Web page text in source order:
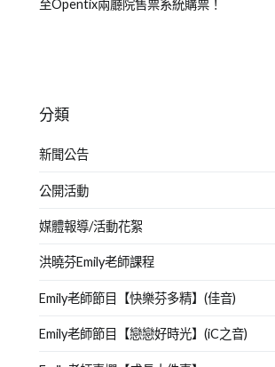
至Opentix兩廳院售票系統購票！
分類
新聞公告
公開活動
媒體報導/活動花絮
洪曉芬Emily老師課程
Emily老師節目【快樂芬多精】(佳音)
Emily老師節目【戀戀好時光】(iC之音)